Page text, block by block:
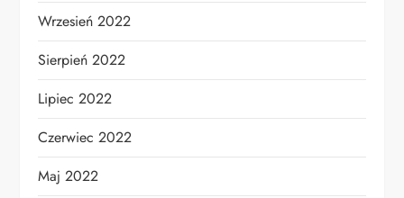
Wrzesień 2022
Sierpień 2022
Lipiec 2022
Czerwiec 2022
Maj 2022